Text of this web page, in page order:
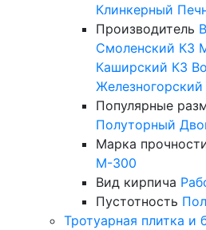
Клинкерный
Производитель
Смоленский КЗ
Каширский КЗ
Железногорский
Популярные
Полуторный
Марка
М-300
Вид кирпича
Пустотность
Тротуарная плитка и